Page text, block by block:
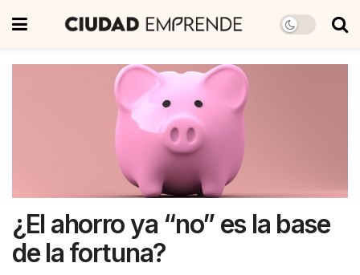
¿El ahorro ya “no” es la base
de la fortuna?